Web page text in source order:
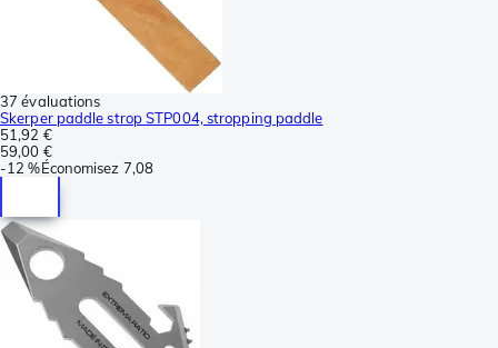
37 évaluations
Skerper paddle strop STP004, stropping paddle
51,92 €
59,00 €
-12 %Économisez 7,08